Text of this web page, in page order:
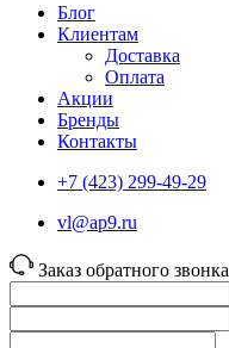
Блог
Клиентам
Доставка
Оплата
Акции
Бренды
Контакты
+7 (423) 299-49-29
vl@ap9.ru
Заказ обратного звонка